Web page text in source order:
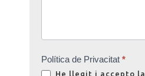
Política de Privacitat *
He llegit i accepto la